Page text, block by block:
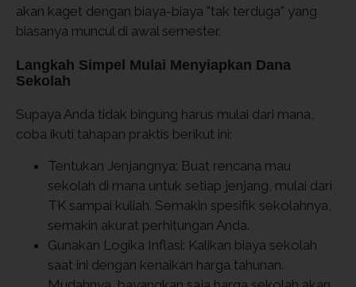
akan kaget dengan biaya-biaya "tak terduga" yang
biasanya muncul di awal semester.
Langkah Simpel Mulai Menyiapkan Dana
Sekolah
Supaya Anda tidak bingung harus mulai dari mana,
coba ikuti tahapan praktis berikut ini:
Tentukan Jenjangnya: Buat rencana mau
sekolah di mana untuk setiap jenjang, mulai dari
TK sampai kuliah. Semakin spesifik sekolahnya,
semakin akurat perhitungan Anda.
Gunakan Logika Inflasi: Kalikan biaya sekolah
saat ini dengan kenaikan harga tahunan.